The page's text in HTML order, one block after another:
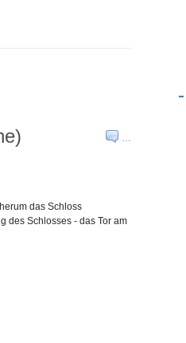
…
das Schloss
des Schlosses - das Tor am